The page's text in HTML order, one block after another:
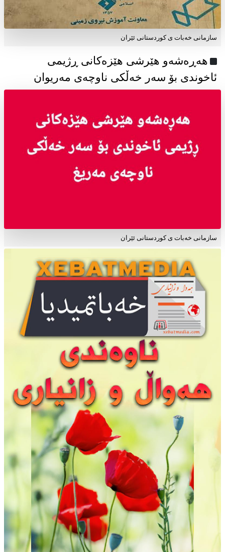
سازمانی خەبات ی كوردستانی ئێران
هەڕەشەو هێرشی هێزەکانی ڕژیمی
ئاخوندی بۆ سەر خەڵکی ناوچەی مەریوان
سازمانی خەبات ی کوردستانی ئێران